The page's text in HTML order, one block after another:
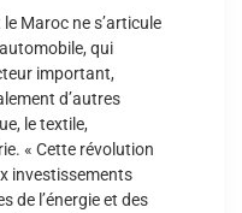
Maroc ne s’articule
qui
important,
d’autres
le textile,
« Cette révolution
investissements
de l’énergie et des